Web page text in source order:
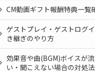
CM動画ギフト報酬特典一覧
ゲストプレイ・ゲストログ
き継ぎのやり方
効果音や曲(BGM)ボイスが
い・聞こえない場合の対処